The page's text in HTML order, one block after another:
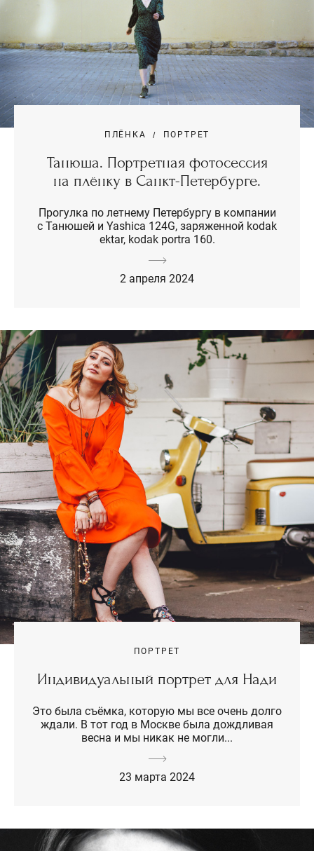
ПЛЁНКА ПОРТРЕТ
Танюша. Портретная фотосессия
на плёнку в Санкт-Петербурге.
Прогулка по летнему Петербургу в компании
с Танюшей и Yashica 124G, заряженной kodak
ektar, kodak portra 160.
2 апреля 2024
ПОРТРЕТ
Индивидуальный портрет для Нади
Это была съёмка, которую мы все очень долго
ждали. В тот год в Москве была дождливая
весна и мы никак не могли...
23 марта 2024